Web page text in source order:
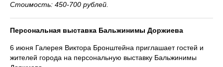
Стоимость: 450-700 рублей.
Персональная выставка Бальжинимы Доржиева
6 июня Галерея Виктора Бронштейна приглашает гостей и
жителей города на персональную выставку Бальжинимы